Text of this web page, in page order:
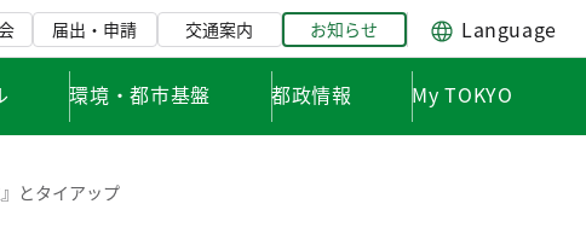
届出・申請 交通案内 お知らせ Language
環境・都市基盤 都政情報 My TOKYO
とタイアップ